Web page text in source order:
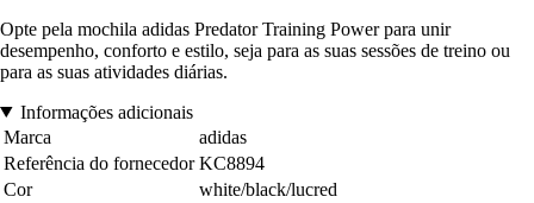
Opte pela mochila adidas Predator Training Power para unir
desempenho, conforto e estilo, seja para as suas sessões de treino ou
para as suas atividades diárias.
Informações adicionais
Marca
adidas
Referência do fornecedor KC8894
Cor
white/black/lucred